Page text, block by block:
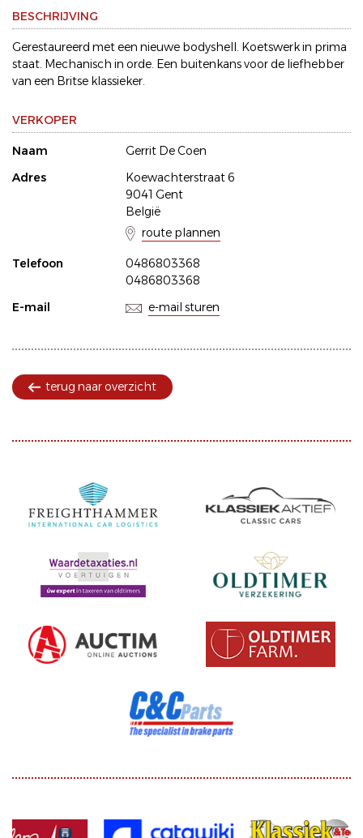
BESCHRIJVING
Gerestaureerd met een nieuwe bodyshell. Koetswerk in prima
staat. Mechanisch in orde. Een buitenkans voor de liefhebber
van een Britse klassieker.
VERKOPER
Naam
Gerrit De Coen
Adres
Koewachterstraat 6
9041 Gent
België
route plannen
Telefoon
0486803368
0486803368
E-mail
e-mail sturen
terug naar overzicht